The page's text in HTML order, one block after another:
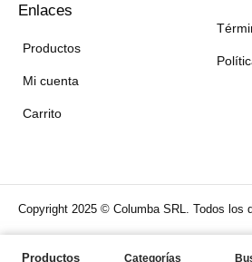
Productos Categorías
Enlaces
Productos
Mi cuenta
Carrito
Copyright 2025 © Columba SRL. Todos los